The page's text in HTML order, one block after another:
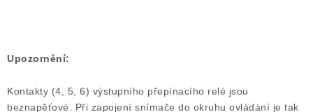
Upozornění:
Kontakty (4, 5, 6) výstupního přepínacího relé jsou
beznapěťové. Při zapojení snímače do okruhu ovládání je tak